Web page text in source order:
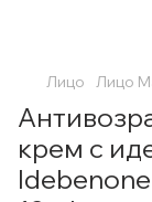
Лицо Лицо
крем с